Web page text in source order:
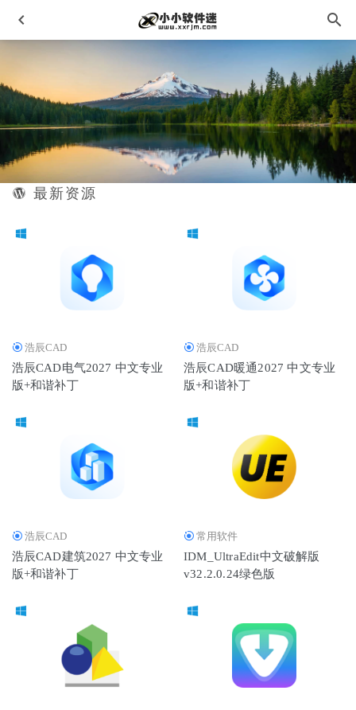
最新资源
浩辰CAD
浩辰CAD电气2027 中文专业
版+和谐补丁
浩辰CAD
浩辰CAD暖通2027 中文专业
版+和谐补丁
浩辰CAD
浩辰CAD建筑2027 中文专业
版+和谐补丁
常用软件
IDM_UltraEdit中文破解版
v32.2.0.24绿色版
Navisworks2014中文破解版下载地址和安装教程
片降噪工具
Snipaste v2.10.5专业版-截图标注工具
2025-02-05
WidsMob FilmPack 2021 v1.2.0.86中文破解版-简易胶片模拟
色彩渲染软件 2023-02-26
2023-07-13